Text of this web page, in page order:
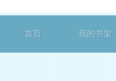
首页 我的书架